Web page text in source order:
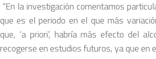
“En la investigación comentamos
que es el periodo en el que más
que, ‘a priori’, habría más efecto del
recogerse en estudios futuros, ya que en